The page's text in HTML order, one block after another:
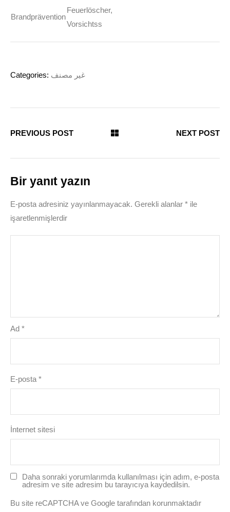
Brandprävention
Feuerlöscher,
Vorsichtss
Categories: غير مصنف
PREVIOUS POST NEXT POST
Bir yanıt yazın
E-posta adresiniz yayınlanmayacak. Gerekli alanlar * ile
işaretlenmişlerdir
Ad *
E-posta *
İnternet sitesi
Daha sonraki yorumlarımda kullanılması için adım, e-posta
adresim ve site adresim bu tarayıcıya kaydedilsin.
Bu site reCAPTCHA ve Google tarafından korunmaktadır